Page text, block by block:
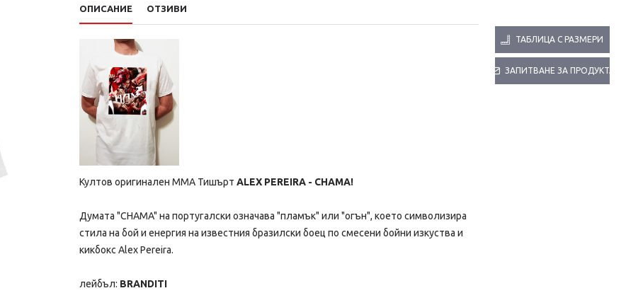
ОПИСАНИЕ ОТЗИВИ
Култов оригинален MMA Тишърт ALEX PEREIRA - CHAMA!
Думата "CHAMA" на португалски означава "пламък" или "огън", което символизира
стила на бой и енергия на известния бразилски боец по смесени бойни изкуства и
кикбокс Alex Pereira.
лейбъл: BRANDITI
ТАБЛИЦА С РАЗМЕРИ
ЗАПИТВАНЕ ЗА ПРОДУКТА